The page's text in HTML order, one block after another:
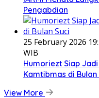
Pengabdian
25 February 2026
WIB
Humoriezt Siap
Kamtibmas di Bulan
View More